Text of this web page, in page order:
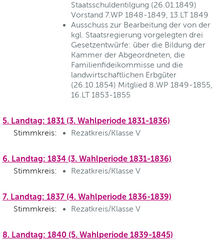
Staatsschuldentilgung (26.01.1849)
Vorstand 7.WP 1848-1849, 13.LT 1849
Ausschuss zur Bearbeitung der von der
kgl. Staatsregierung vorgelegten drei
Gesetzentwürfe: über die Bildung der
Kammer der Abgeordneten, die
Familienfideikommisse und die
landwirtschaftlichen Erbgüter
(26.10.1854) Mitglied 8.WP 1849-1855,
16.LT 1853-1855
5. Landtag: 1831 (3. Wahlperiode 1831-1836)
Stimmkreis: Rezatkreis/Klasse V
6. Landtag: 1834 (3. Wahlperiode 1831-1836)
Stimmkreis: Rezatkreis/Klasse V
7. Landtag: 1837 (4. Wahlperiode 1836-1839)
Stimmkreis: Rezatkreis/Klasse V
8. Landtag: 1840 (5. Wahlperiode 1839-1845)